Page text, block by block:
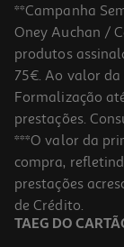
-10%
Livro Debaixo De
16.97 €/un
18,85 € PVP de editor
16,97 €
**Campanha
Oney Auchan /
produtos
75€. Ao valor da
Formalização
prestações.
***O valor da
compra,
prestações
de Crédito.
TAEG DO